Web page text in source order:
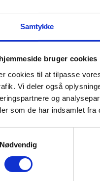
Samtykke
bruger cookies
cookies til at tilpasse
Vi deler også
og
som de har indsamlet fra
Nødvendig
170N Hvid